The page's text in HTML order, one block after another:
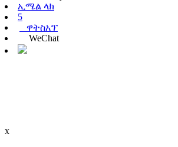
ኢሜል ላክ
5
ዋትስአፕ
WeChat
x